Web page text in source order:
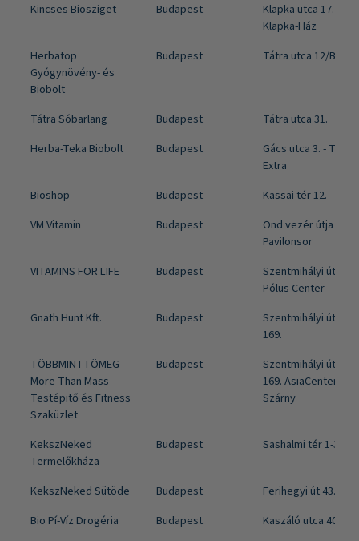
Kincses Biosziget
Budapest
Klapka utca 17. -
Klapka-Ház
Herbatop
Gyógynövény- és
Biobolt
Budapest Tátra utca 12/B.
Tátra Sóbarlang Budapest
Tátra utca 31.
Herba-Teka Biobolt
Budapest
Gács utca 3. - Tesco
Extra
Bioshop
Budapest
Kassai tér 12.
VM Vitamin
Budapest
Ond vezér útja 29-
Pavilonsor
VITAMINS FOR LIFE
Budapest
Szentmihályi út 131
Pólus Center
Gnath Hunt Kft.
Budapest
Szentmihályi út 167-
169.
TÖBBMINTTÖMEG –
More Than Mass
Testépitő és Fitness
Szaküzlet
Budapest
Szentmihályi út 167-
169. AsiaCenter-
Szárny
KekszNeked
Termelőkháza
Budapest Sashalmi tér 1-3.
KekszNeked Sütöde Budapest
Ferihegyi út 43.
Bio Pí-Víz Drogéria
Budapest
Kaszáló utca 40.